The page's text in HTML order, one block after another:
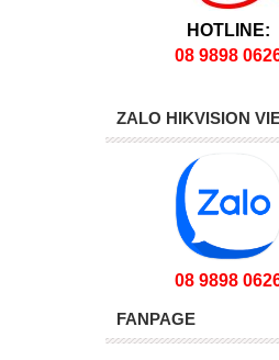
HOTLINE:
08 9898
ZALO HIKVISION
08 9898
FANPAGE